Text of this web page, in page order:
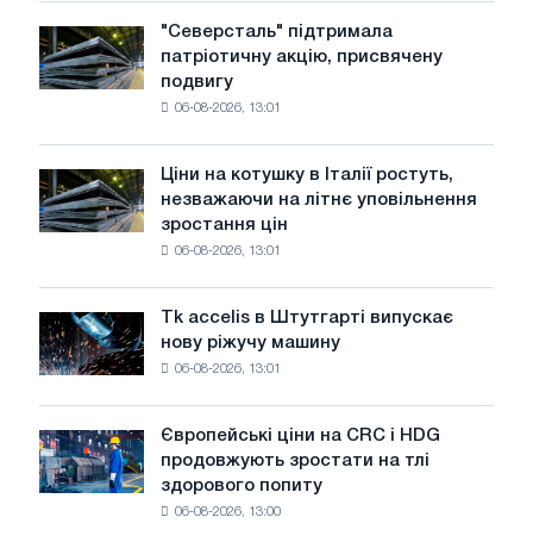
липні
з
року
"Северсталь"
підтримала
патріотичну
радянської
авіації
Великої
Вітчизняної
війни
"Северсталь" підтримала
патріотичну акцію, присвячену
подвигу
06-08-2026, 13:01
Ціни
на
котушку
незважаючи
на
уповільнення
зростання
цін
Ціни на котушку в Італії ростуть,
незважаючи на літнє уповільнення
зростання цін
06-08-2026, 13:01
Tk
accelis
в
нову
ріжучу
Tk accelis в Штутгарті випускає
нову ріжучу машину
06-08-2026, 13:01
Європейські
ціни
на
Європейські ціни на CRC і HDG
продовжують зростати на тлі
здорового попиту
06-08-2026, 13:00